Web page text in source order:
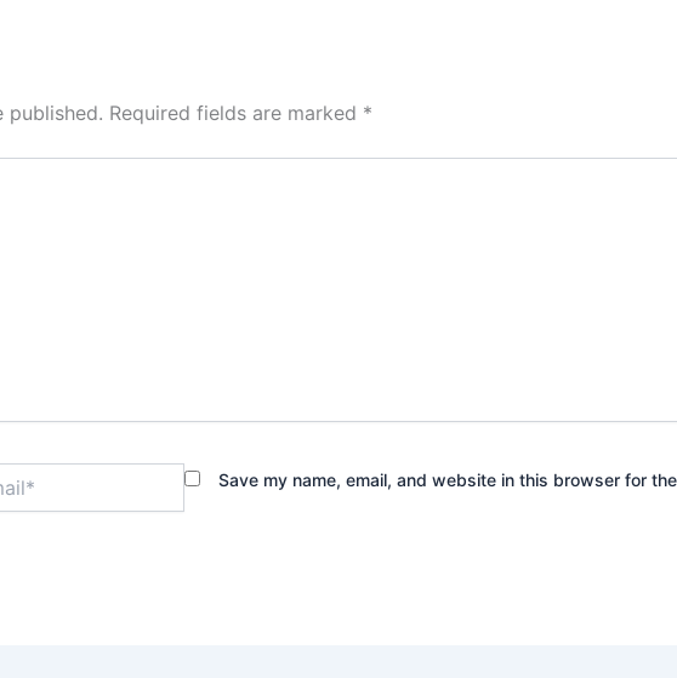
published. Required fields are marked *
Save my name, email, and website in this browser for